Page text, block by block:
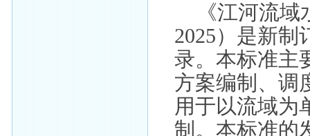
《江河流
2025）是新制
录。本标准主
方案编制、调
用于以流域为
制。本标准的